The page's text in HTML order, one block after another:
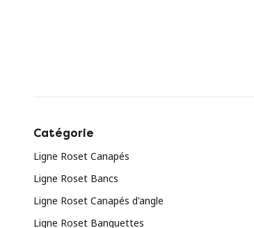
Catégorie
Ligne Roset Canapés
Ligne Roset Bancs
Ligne Roset Canapés d'angle
Ligne Roset Banquettes